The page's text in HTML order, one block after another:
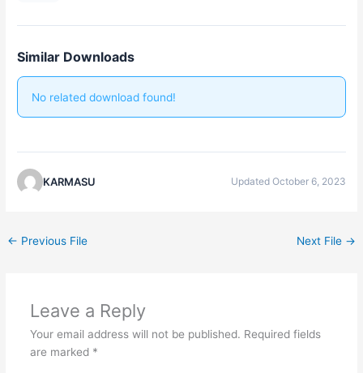
Similar Downloads
No related download found!
KARMASU Updated October 6, 2023
← Previous File Next File →
Leave a Reply
Your email address will not be published. Required fields
are marked *